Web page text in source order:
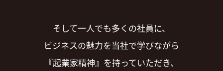
そして一人でも多くの社員に、
ビジネスの魅力を当社で学びながら
『起業家精神』を持っていただき、